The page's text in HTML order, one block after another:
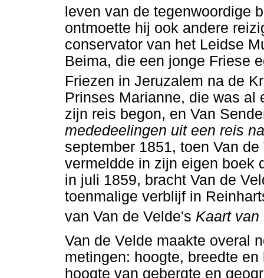
leven van de tegenwoordige
ontmoette hij ook andere
conservator van het Leidse
Beima, die een jonge Friese
Friezen in Jeruzalem na de
Prinses Marianne, die was al
zijn reis begon, en Van
mededeelingen uit een reis
september 1851, toen Van
vermeldde in zijn eigen boek
in juli 1859, bracht Van de
toenmalige verblijf in
van Van de Velde's Kaart
Van de Velde maakte overal
metingen: hoogte, breedte
hoogte van gebergte en